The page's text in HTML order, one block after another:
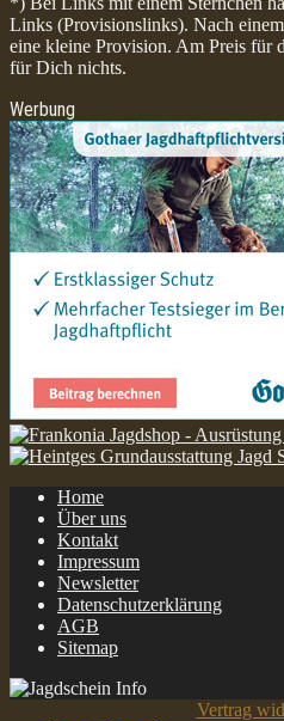
Links (Provisionslinks). Nach
eine kleine Provision. Am Preis für
für Dich nichts.
Werbung
Home
Über uns
Kontakt
Impressum
Newsletter
Datenschutzerklärung
AGB
Sitemap
Vertrag